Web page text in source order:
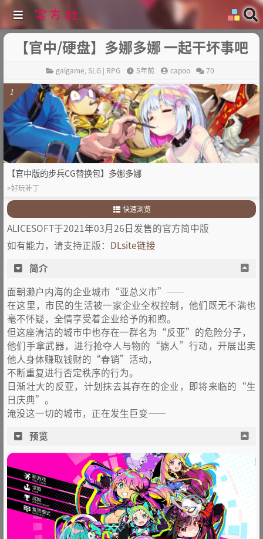
【官中/硬盘】多娜多娜 一起干坏事吧
galgame, SLG | RPG 5年前 capoo 70
【官中版的步兵CG替换包】多娜多娜
>好玩补丁
1
快速浏览
1.简介
.
预览
ALICESOFT于2021年03月26日发售的官方简中版
如有能力，请支持正版： DLsite链接
简介
面朝濑户内海的企业城市“亚总义市”——
在这里，市民的生活被一家企业全权控制，他们既无不满也
毫不怀疑，全情享受着企业给予的和煦。
但这座清洁的城市中也存在一群名为“反亚”的危险分子，
他们手拿武器，进行抢夺人与物的“掳人”行动，开展出卖
他人身体赚取钱财的“春销”活动，
不断重复进行否定秩序的行为。
日渐壮大的反亚，计划抹去其存在的企业，即将来临的“生
日庆典”。
淹没这一切的城市，正在发生巨变——
预览